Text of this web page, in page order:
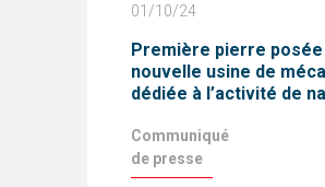
01/10/24
Première pierre
nouvelle usine de
dédiée à l’activité de
Communiqué
de presse